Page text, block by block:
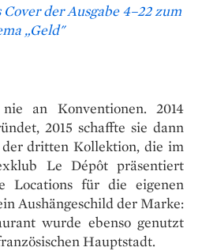
der Ausgabe 4–22 zum
„Geld"
an Konventionen. 2014
2015 schaffte sie dann
dritten Kollektion, die im
Le Dépôt präsentiert
Locations für die eigenen
Aushängeschild der Marke:
wurde ebenso genutzt
Hauptstadt.